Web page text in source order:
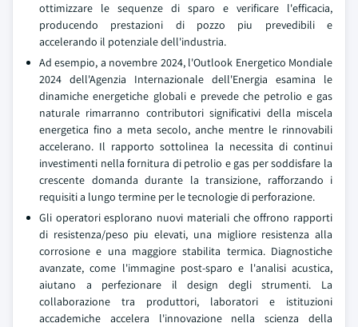
ottimizzare le sequenze di sparo e verificare l'efficacia,
producendo prestazioni di pozzo piu prevedibili e
accelerando il potenziale dell'industria.
Ad esempio, a novembre 2024, l'Outlook Energetico Mondiale
2024 dell'Agenzia Internazionale dell'Energia esamina le
dinamiche energetiche globali e prevede che petrolio e gas
naturale rimarranno contributori significativi della miscela
energetica fino a meta secolo, anche mentre le rinnovabili
accelerano. Il rapporto sottolinea la necessita di continui
investimenti nella fornitura di petrolio e gas per soddisfare la
crescente domanda durante la transizione, rafforzando i
requisiti a lungo termine per le tecnologie di perforazione.
Gli operatori esplorano nuovi materiali che offrono rapporti
di resistenza/peso piu elevati, una migliore resistenza alla
corrosione e una maggiore stabilita termica. Diagnostiche
avanzate, come l'immagine post-sparo e l'analisi acustica,
aiutano a perfezionare il design degli strumenti. La
collaborazione tra produttori, laboratori e istituzioni
accademiche accelera l'innovazione nella scienza della